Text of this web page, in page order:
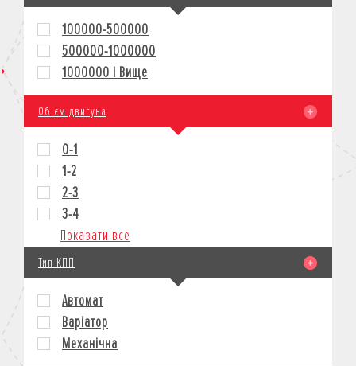
100000-500000
500000-1000000
1000000 і Вище
Об'єм двигуна
0-1
1-2
2-3
3-4
Показати все
Тип КПП
Автомат
Варіатор
Механічна